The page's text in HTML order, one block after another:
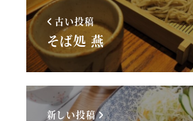
古い投稿
そば処 燕
新しい投稿